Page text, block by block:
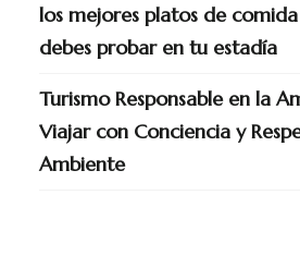
los mejores platos de
debes probar en tu estadía
Turismo Responsable en la
Viajar con Conciencia y
Ambiente